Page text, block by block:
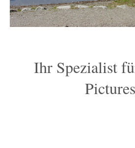
Ihr Spezialist
Pictures